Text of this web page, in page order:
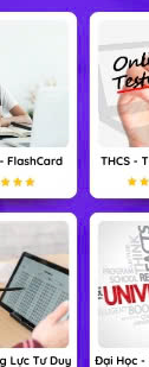
gen cấu trúc,
trình tự nhân